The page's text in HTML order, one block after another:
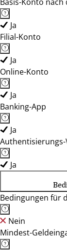
Ja
Filial-Konto
Ja
Online-Konto
Ja
Banking-App
Ja
Ja
Bedingungen für
Nein
Mindest-